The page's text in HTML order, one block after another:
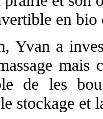
en bio
Yvan a
mais
de les
stockage et